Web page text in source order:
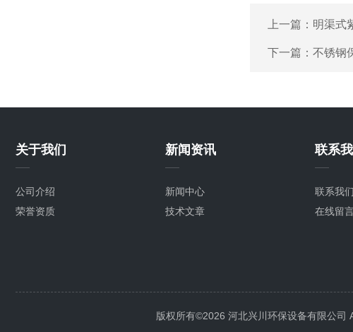
上一篇： 明渠式
下一篇： 不锈钢
关于我们
公司介绍
荣誉资质
新闻资讯
新闻中心
技术文章
联系
联系我们
在线留
版权所有©2026 河北兴川环保设备有限公司